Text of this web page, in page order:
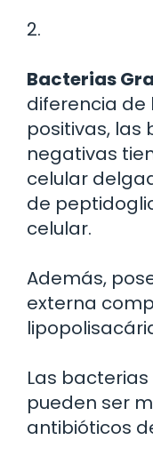
2.
Bacterias
diferencia
positivas, las
negativas
celular
de
celular.
Además,
externa
Las
pueden ser
antibióticos